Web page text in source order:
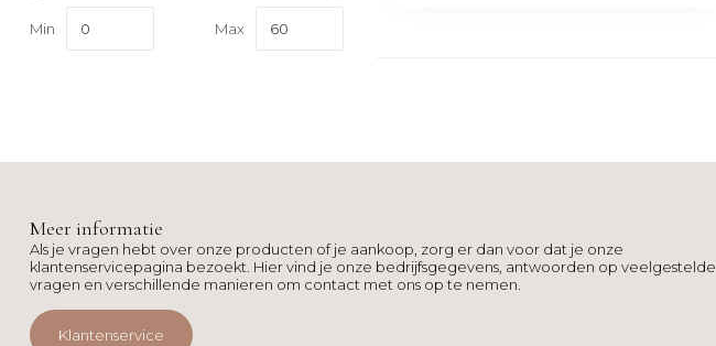
Min Max
Meer informatie
Als je vragen hebt over onze producten of je aankoop, zorg er dan voor dat je onze
klantenservicepagina bezoekt. Hier vind je onze bedrijfsgegevens, antwoorden op veelgestelde
vragen en verschillende manieren om contact met ons op te nemen.
Klantenservice